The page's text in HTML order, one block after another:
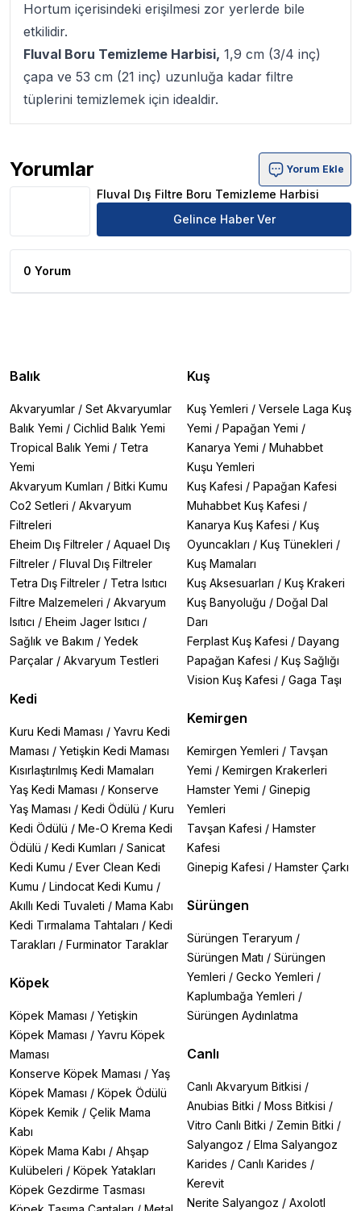
Hortum içerisindeki erişilmesi zor yerlerde bile
etkilidir.
Fluval Boru Temizleme Harbisi, 1,9 cm (3/4 inç)
çapa ve 53 cm (21 inç) uzunluğa kadar filtre
tüplerini temizlemek için idealdir.
Yorumlar
Fluval Dış Filtre Boru Temizleme Harbisi Ürün Yorumları
Yorum Ekle
Fluval Dış Filtre Boru Temizleme Harbisi
Gelince Haber Ver
0 Yorum
Balık
Akvaryumlar / Set Akvaryumlar
Balık Yemi / Cichlid Balık Yemi
Tropical Balık Yemi / Tetra
Yemi
Akvaryum Kumları / Bitki Kumu
Co2 Setleri / Akvaryum
Filtreleri
Eheim Dış Filtreler / Aquael Dış
Filtreler / Fluval Dış Filtreler
Tetra Dış Filtreler / Tetra Isıtıcı
Filtre Malzemeleri / Akvaryum
Isıtıcı / Eheim Jager Isıtıcı /
Sağlık ve Bakım / Yedek
Parçalar / Akvaryum Testleri
Kedi
Kuru Kedi Maması / Yavru Kedi
Maması / Yetişkin Kedi Maması
Kısırlaştırılmış Kedi Mamaları
Yaş Kedi Maması / Konserve
Yaş Maması / Kedi Ödülü / Kuru
Kedi Ödülü / Me-O Krema Kedi
Ödülü / Kedi Kumları / Sanicat
Kedi Kumu / Ever Clean Kedi
Kumu / Lindocat Kedi Kumu /
Akıllı Kedi Tuvaleti / Mama Kabı
Kedi Tırmalama Tahtaları / Kedi
Tarakları / Furminator Taraklar
Köpek
Köpek Maması / Yetişkin
Köpek Maması / Yavru Köpek
Maması
Konserve Köpek Maması / Yaş
Köpek Maması / Köpek Ödülü
Köpek Kemik / Çelik Mama
Kabı
Köpek Mama Kabı / Ahşap
Kulübeleri / Köpek Yatakları
Köpek Gezdirme Tasması
Kuş
Kuş Yemleri / Versele Laga Kuş
Yemi / Papağan Yemi /
Kanarya Yemi / Muhabbet
Kuşu Yemleri
Kuş Kafesi / Papağan Kafesi
Muhabbet Kuş Kafesi /
Kanarya Kuş Kafesi / Kuş
Oyuncakları / Kuş Tünekleri /
Kuş Mamaları
Kuş Aksesuarları / Kuş Krakeri
Kuş Banyoluğu / Doğal Dal
Darı
Ferplast Kuş Kafesi / Dayang
Papağan Kafesi / Kuş Sağlığı
Vision Kuş Kafesi / Gaga Taşı
Kemirgen
Kemirgen Yemleri / Tavşan
Yemi / Kemirgen Krakerleri
Hamster Yemi / Ginepig
Yemleri
Tavşan Kafesi / Hamster
Kafesi
Ginepig Kafesi / Hamster Çarkı
Sürüngen
Sürüngen Teraryum /
Sürüngen Matı / Sürüngen
Yemleri / Gecko Yemleri /
Kaplumbağa Yemleri /
Sürüngen Aydınlatma
Canlı
Canlı Akvaryum Bitkisi /
Anubias Bitki / Moss Bitkisi /
Vitro Canlı Bitki / Zemin Bitki /
Salyangoz / Elma Salyangoz
Karides / Canlı Karides /
Kerevit
Nerite Salyangoz / Axolotl